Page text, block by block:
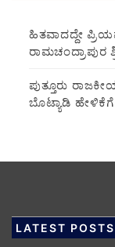
ಹಿತವಾದದ್ದೇ
ರಾಮಚಂದ್ರಾಪುರ
ಪುತ್ತೂರು
ಬೊಟ್ಯಾಡಿ
LATEST POSTS